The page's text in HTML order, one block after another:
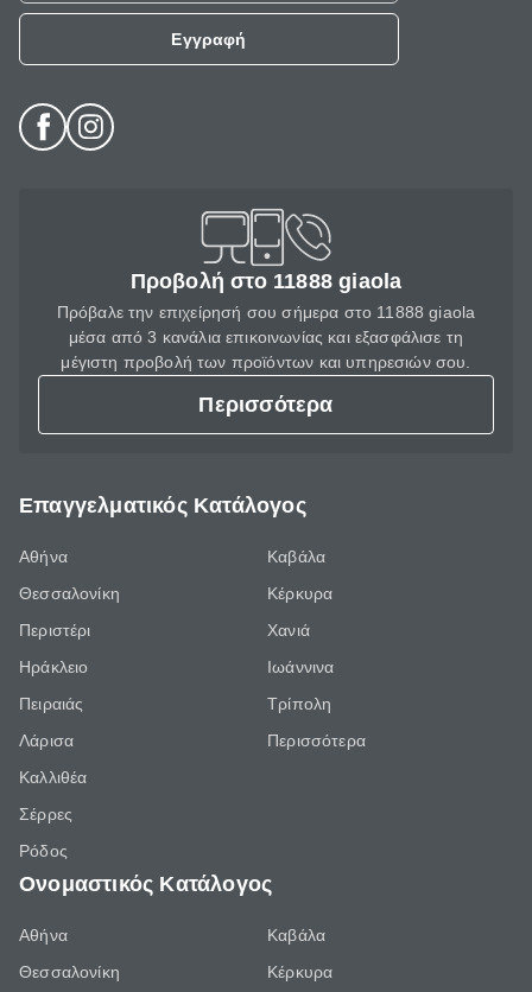
Εγγραφή
Προβολή στο 11888 giaola
Πρόβαλε την επιχείρησή σου σήμερα στο 11888 giaola
μέσα από 3 κανάλια επικοινωνίας και εξασφάλισε τη
μέγιστη προβολή των προϊόντων και υπηρεσιών σου.
Περισσότερα
Επαγγελματικός Κατάλογος
Αθήνα
Θεσσαλονίκη
Περιστέρι
Ηράκλειο
Πειραιάς
Λάρισα
Καλλιθέα
Σέρρες
Ρόδος
Καβάλα
Κέρκυρα
Χανιά
Ιωάννινα
Τρίπολη
Περισσότερα
Ονομαστικός Κατάλογος
Αθήνα
Θεσσαλονίκη
Καβάλα
Κέρκυρα